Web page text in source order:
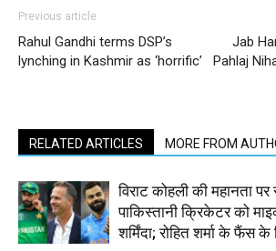
Previous article
Rahul Gandhi terms DSP’s
lynching in Kashmir as ‘horrific’
Jab
Pahlaj
RELATED ARTICLES MORE FROM
विराट कोहली की महानता पर
पाकिस्तानी क्रिकेटर को
शर्मिंदा; रोहित शर्मा के फैंस के